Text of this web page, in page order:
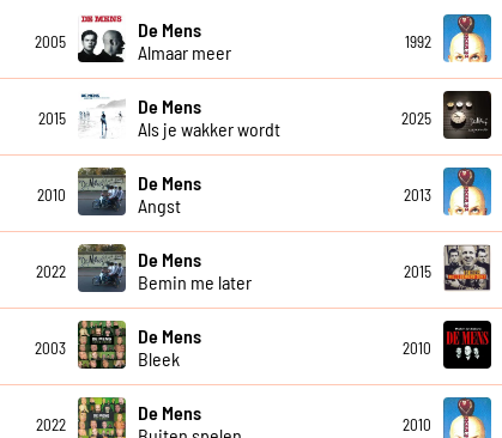
2005
De Mens
Almaar meer
1992
2015
De Mens
Als je wakker wordt
2025
2010
De Mens
Angst
2013
2022
De Mens
Bemin me later
2015
2003
De Mens
Bleek
2010
2022
De Mens
2010